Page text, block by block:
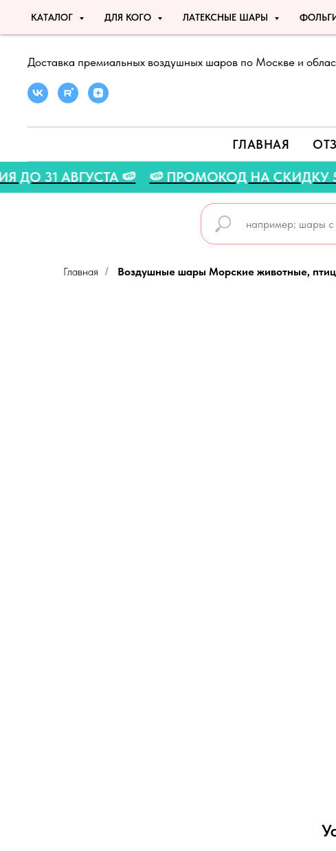
КАТАЛОГ ДЛЯ КОГО ЛАТЕКСНЫЕ ШАРЫ
Доставка премиальных воздушных шаров по Москве и
ГЛАВНАЯ
АКЦИЯ ДО 31 АВГУСТА 🍉 🍉 ПРОМОКОД НА
Главная / Воздушные шары Морские животные,